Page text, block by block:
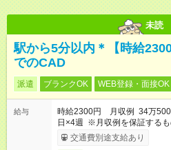
未読
駅から5分以内＊【時給
でのCAD
派遣 ブランクOK WEB登録・面接OK
給与
時給2300円 月収例 34万
日×4週 ※月収例を保証する
りサービス利用可（利用条件有
交通費別途支給あり